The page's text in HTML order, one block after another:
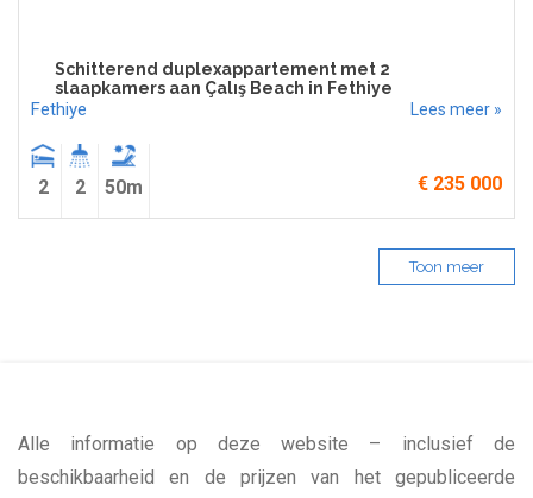
Schitterend duplexappartement met 2
slaapkamers aan Çalış Beach in Fethiye
Fethiye Lees meer »
2 2 50m € 235 000
Toon meer
Alle informatie op deze website – inclusief de
beschikbaarheid en de prijzen van het gepubliceerde